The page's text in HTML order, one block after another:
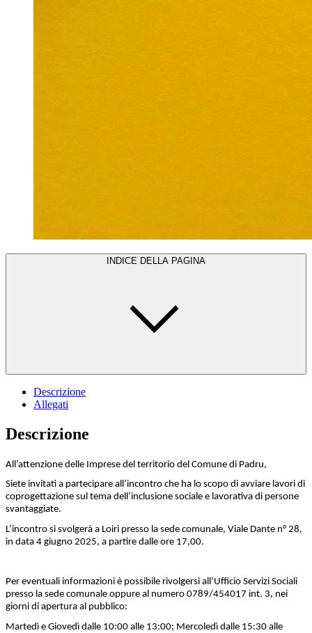
INDICE DELLA PAGINA
Descrizione
Allegati
Descrizione
All’attenzione delle Imprese del territorio del Comune di Padru,
Siete invitati a partecipare all’incontro che ha lo scopo di avviare lavori di
coprogettazione sul tema dell’inclusione sociale e lavorativa di persone
svantaggiate.
L’incontro si svolgerà a Loiri presso la sede comunale, Viale Dante n° 28,
in data 4 giugno 2025, a partire dalle ore 17,00.
Per eventuali informazioni è possibile rivolgersi all’Ufficio Servizi Sociali
presso la sede comunale oppure al numero 0789/454017 int. 3, nei
giorni di apertura al pubblico:
Martedì e Giovedì dalle 10:00 alle 13:00; Mercoledì dalle 15:30 alle